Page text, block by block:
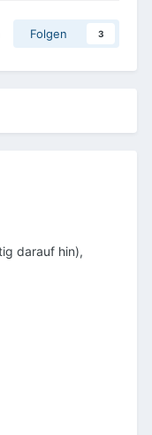
Folgen 3
darauf hin),